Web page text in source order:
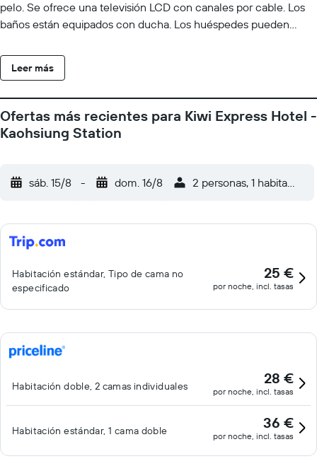
pelo. Se ofrece una televisión LCD con canales por cable. Los
baños están equipados con ducha. Los huéspedes pueden
(por cable y wifi). Se ofrece servicio de limpieza todos los días.
Leer más
Ofertas más recientes para Kiwi Express Hotel -
Kaohsiung Station
sáb. 15/8 - dom. 16/8 2 personas, 1 habitación
Habitación estándar, Tipo de cama no
especificado
25 €
por noche, incl. tasas
Habitación doble, 2 camas individuales 28 €
por noche, incl. tasas
Habitación estándar, 1 cama doble 36 €
por noche, incl. tasas